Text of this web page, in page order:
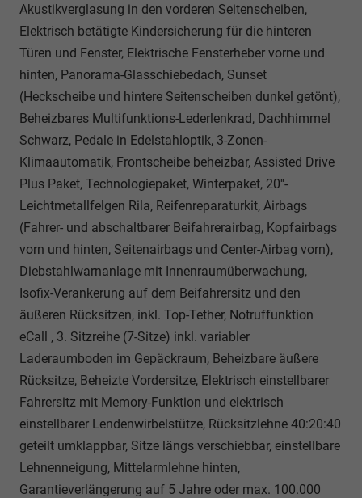
Akustikverglasung in den vorderen Seitenscheiben,
Elektrisch betätigte Kindersicherung für die hinteren
Türen und Fenster, Elektrische Fensterheber vorne und
hinten, Panorama-Glasschiebedach, Sunset
(Heckscheibe und hintere Seitenscheiben dunkel getönt),
Beheizbares Multifunktions-Lederlenkrad, Dachhimmel
Schwarz, Pedale in Edelstahloptik, 3-Zonen-
Klimaautomatik, Frontscheibe beheizbar, Assisted Drive
Plus Paket, Technologiepaket, Winterpaket, 20''-
Leichtmetallfelgen Rila, Reifenreparaturkit, Airbags
(Fahrer- und abschaltbarer Beifahrerairbag, Kopfairbags
vorn und hinten, Seitenairbags und Center-Airbag vorn),
Diebstahlwarnanlage mit Innenraumüberwachung,
Isofix-Verankerung auf dem Beifahrersitz und den
äußeren Rücksitzen, inkl. Top-Tether, Notruffunktion
eCall , 3. Sitzreihe (7-Sitze) inkl. variabler
Laderaumboden im Gepäckraum, Beheizbare äußere
Rücksitze, Beheizte Vordersitze, Elektrisch einstellbarer
Fahrersitz mit Memory-Funktion und elektrisch
einstellbarer Lendenwirbelstütze, Rücksitzlehne 40:20:40
geteilt umklappbar, Sitze längs verschiebbar, einstellbare
Lehnenneigung, Mittelarmlehne hinten,
Garantieverlängerung auf 5 Jahre oder max. 100.000